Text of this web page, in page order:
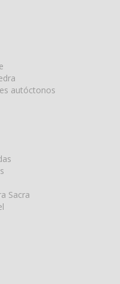
autóctonos
Sacra